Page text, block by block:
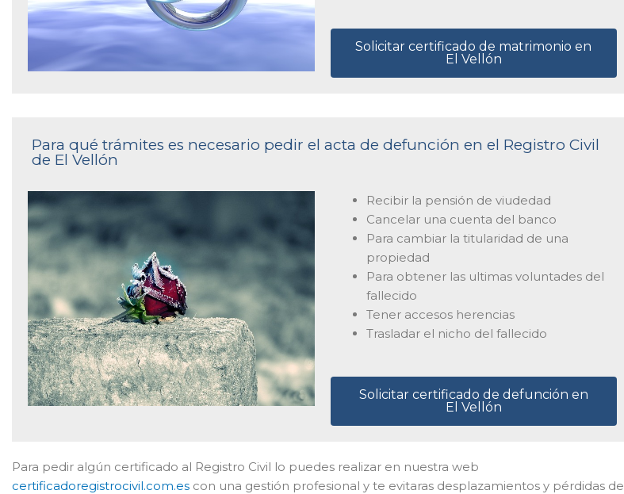
Solicitar certificado de matrimonio en
El Vellón
Para qué trámites es necesario pedir el acta de defunción en el Registro Civil
de El Vellón
Recibir la pensión de viudedad
Cancelar una cuenta del banco
Para cambiar la titularidad de una
propiedad
Para obtener las ultimas voluntades del
fallecido
Tener accesos herencias
Trasladar el nicho del fallecido
Solicitar certificado de defunción en
El Vellón
Para pedir algún certificado al Registro Civil lo puedes realizar en nuestra web
certificadoregistrocivil.com.es con una gestión profesional y te evitaras desplazamientos y pérdidas de